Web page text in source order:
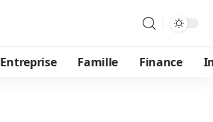
Entreprise Famille Finance